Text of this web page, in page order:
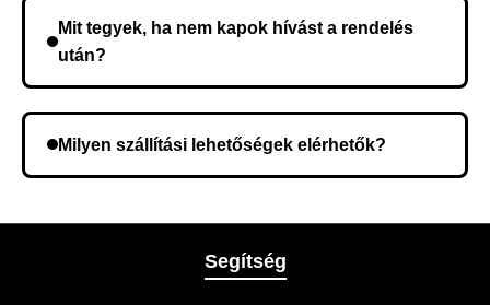
Mit tegyek, ha nem kapok hívást a rendelés
után?
meg a rendelést.
Milyen szállítási lehetőségek elérhetők?
legmegfelelőbb szállítási módot.
Segítség